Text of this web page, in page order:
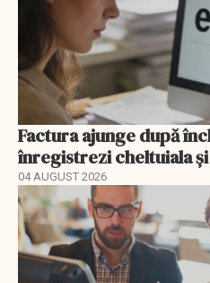
Factura ajunge după
înregistrezi cheltuiala
04 AUGUST 2026